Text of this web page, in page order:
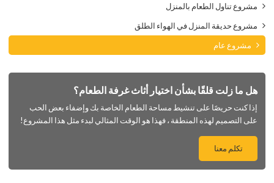
مشروع تناول الطعام بالمنزل
مشروع حديقة المنزل في الهواء الطلق
مشروع عام
هل ما زلت قلقًا بشأن اختيار أثاث غرفة الطعام؟
إذا كنت حريصًا على تنشيط مساحة الطعام الخاصة بك وإضفاء بعض الحب
على التصميم لهذه المنطقة ، فهذا هو الوقت المثالي لبدء مثل هذا المشروع!
تكلم معنا